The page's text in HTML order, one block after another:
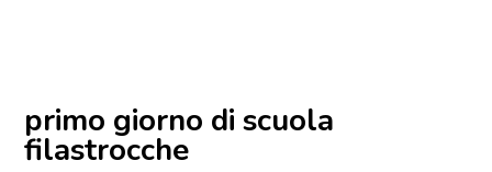
primo giorno di scuola
filastrocche